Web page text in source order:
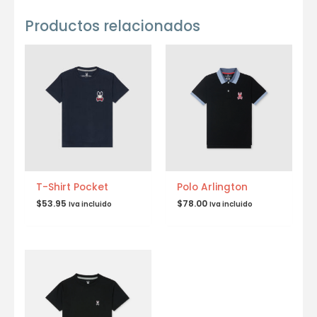
Productos relacionados
T-Shirt Pocket
$53.95 Iva incluido
Polo Arlington
$78.00 Iva incluido